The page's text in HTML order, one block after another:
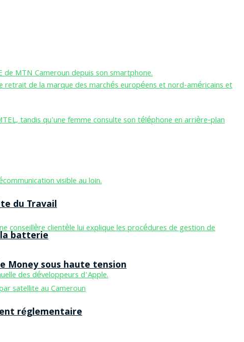
la batterie
du Travail
Money sous haute tension
réglementaire